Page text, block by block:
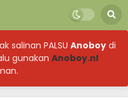
salinan PALSU Anoboy di
gunakan Anoboy.nl